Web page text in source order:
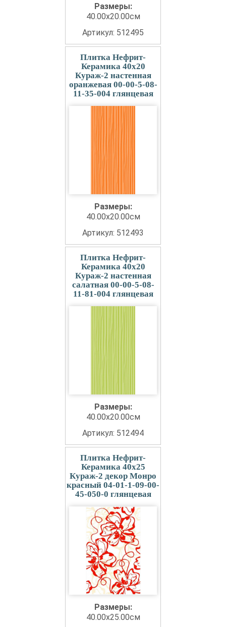
Размеры:
40.00x20.00см
Артикул: 512495
Плитка Нефрит-
Керамика 40x20
Кураж-2 настенная
оранжевая 00-00-5-08-
11-35-004 глянцевая
Размеры:
40.00x20.00см
Артикул: 512493
Плитка Нефрит-
Керамика 40x20
Кураж-2 настенная
салатная 00-00-5-08-
11-81-004 глянцевая
Размеры:
40.00x20.00см
Артикул: 512494
Плитка Нефрит-
Керамика 40x25
Кураж-2 декор Монро
красный 04-01-1-09-00-
45-050-0 глянцевая
Размеры:
40.00x25.00см